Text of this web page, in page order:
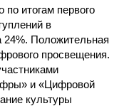
по итогам первого
в
24%. Положительная
просвещения.
и «Цифровой
культуры